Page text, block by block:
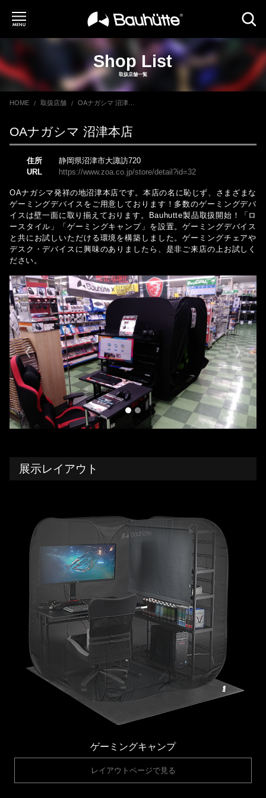
Shop List
取扱店舗一覧
HOME 取扱店舗
OAナガシマ 沼津本店
住所
静岡県沼津市大諏訪720
URL
https://www.zoa.co.jp/store/detail?id=32
OAナガシマ発祥の地沼津本店です。本店の名に恥じず、さまざまな
ゲーミングデバイスをご用意しております！多数のゲーミングデバ
イスは壁一面に取り揃えております。Bauhutte製品取扱開始！「ロ
ースタイル」「ゲーミングキャンプ」を設置。ゲーミングデバイス
と共にお試しいただける環境を構築しました。ゲーミングチェアや
デスク・デバイスに興味のありましたら、是非ご来店の上お試しく
ださい。
Previous Next
展示レイアウト
ゲーミングキャンプ
レイアウトページで見る